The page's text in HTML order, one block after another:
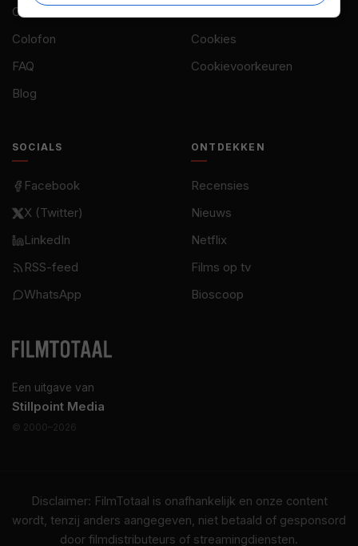
Een uitgave van
Stillpoint Media
© 2000–2026
Over ons
Colofon
FAQ
Blog
Cookies
Cookievoorkeuren
SOCIALS
Facebook
X (Twitter)
LinkedIn
RSS-feed
WhatsApp
ONTDEKKEN
Recensies
Nieuws
Netflix
Films op tv
Bioscoop
Disclaimer: FilmTotaal is onafhankelijk en onze content
wordt, tenzij anders aangegeven, niet betaald of gesponsord
door filmdistributeurs of streamingdiensten.